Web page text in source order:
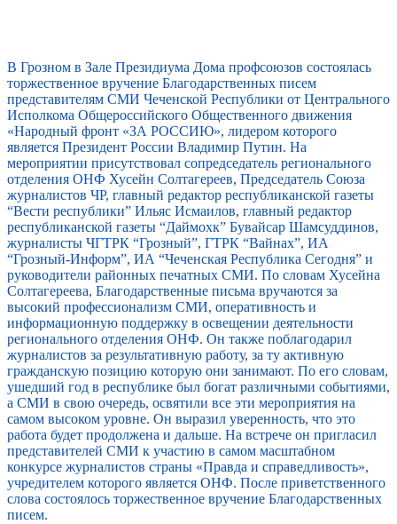
В Грозном в Зале Президиума Дома профсоюзов состоялась
торжественное вручение Благодарственных писем
представителям СМИ Чеченской Республики от Центрального
Исполкома Общероссийского Общественного движения
«Народный фронт «ЗА РОССИЮ», лидером которого
является Президент России Владимир Путин. На
мероприятии присутствовал сопредседатель регионального
отделения ОНФ Хусейн Солтагереев, Председатель Союза
журналистов ЧР, главный редактор республиканской газеты
“Вести республики” Ильяс Исмаилов, главный редактор
республиканской газеты “Даймохк” Бувайсар Шамсуддинов,
журналисты ЧГТРК “Грозный”, ГТРК “Вайнах”, ИА
“Грозный-Информ”, ИА “Чеченская Республика Сегодня” и
руководители районных печатных СМИ. По словам Хусейна
Солтагереева, Благодарственные письма вручаются за
высокий профессионализм СМИ, оперативность и
информационную поддержку в освещении деятельности
регионального отделения ОНФ. Он также поблагодарил
журналистов за результативную работу, за ту активную
гражданскую позицию которую они занимают. По его словам,
ушедший год в республике был богат различными событиями,
а СМИ в свою очередь, освятили все эти мероприятия на
самом высоком уровне. Он выразил уверенность, что это
работа будет продолжена и дальше. На встрече он пригласил
представителей СМИ к участию в самом масштабном
конкурсе журналистов страны «Правда и справедливость»,
учредителем которого является ОНФ. После приветственного
слова состоялось торжественное вручение Благодарственных
писем.